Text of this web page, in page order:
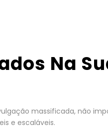
Na
massificada, não
e escaláveis.